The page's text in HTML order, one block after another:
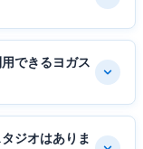
できるヨガス
ジオはありま